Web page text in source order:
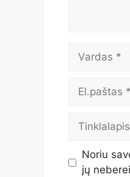
Vardas
El.paštas
Tinklalapis
Noriu
jų